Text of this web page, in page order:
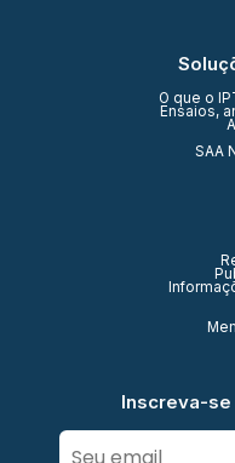
O que o
Ensaios,
SAA
Inscreva-